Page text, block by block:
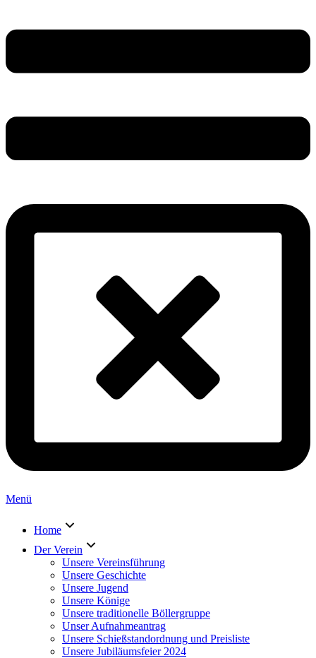
Menü
Home
Der Verein
Unsere Vereinsführung
Unsere Geschichte
Unsere Jugend
Unsere Könige
Unsere traditionelle Böllergruppe
Unser Aufnahmeantrag
Unsere Schießstandordnung und Preisliste
Unsere Jubiläumsfeier 2024